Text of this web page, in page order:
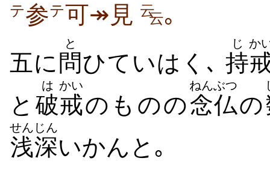
テ参テ可↠見 云云｡
五に 問
と
ひていはく､ 持
じ か
と 破
は
戒
かい
のものの念仏
ねんぶつ
の
浅深
せんじん
いかんと｡